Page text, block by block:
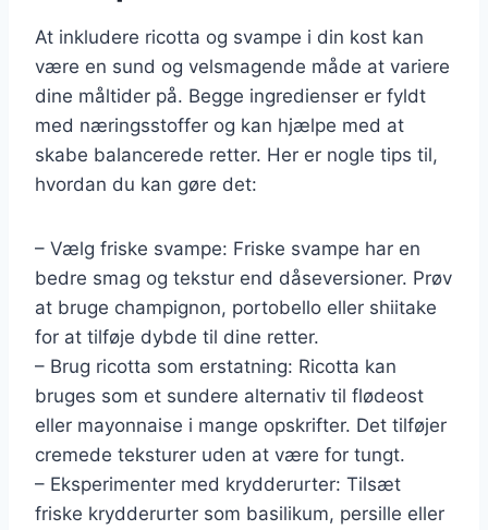
At inkludere ricotta og svampe i din kost kan
være en sund og velsmagende måde at variere
dine måltider på. Begge ingredienser er fyldt
med næringsstoffer og kan hjælpe med at
skabe balancerede retter. Her er nogle tips til,
hvordan du kan gøre det:
– Vælg friske svampe: Friske svampe har en
bedre smag og tekstur end dåseversioner. Prøv
at bruge champignon, portobello eller shiitake
for at tilføje dybde til dine retter.
– Brug ricotta som erstatning: Ricotta kan
bruges som et sundere alternativ til flødeost
eller mayonnaise i mange opskrifter. Det tilføjer
cremede teksturer uden at være for tungt.
– Eksperimenter med krydderurter: Tilsæt
friske krydderurter som basilikum, persille eller